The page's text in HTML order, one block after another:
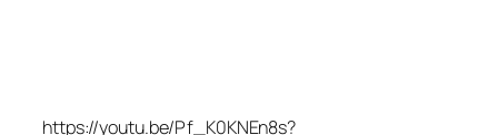
https://youtu.be/Pf_K0KNEn8s?